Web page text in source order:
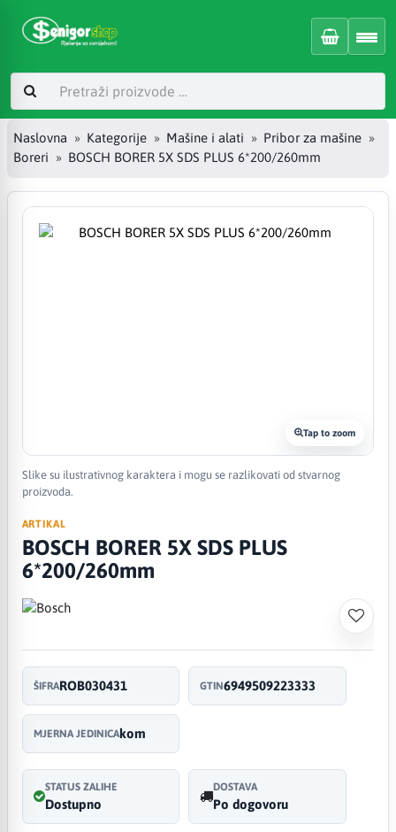
Naslovna Kategorije Mašine i alati
Pribor za mašine
Boreri
BOSCH BORER 5X SDS PLUS 6*200/260mm
Tap to zoom
Slike su ilustrativnog karaktera i mogu se razlikovati od stvarnog
proizvoda.
ARTIKAL
BOSCH BORER 5X SDS PLUS
6*200/260mm
ŠIFRAROB030431 GTIN6949509223333
MJERNA JEDINICAkom
STATUS ZALIHE
Dostupno
DOSTAVA
Po dogovoru